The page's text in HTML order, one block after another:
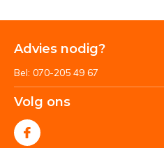
Advies nodig?
Bel: 070-205 49 67
Volg ons